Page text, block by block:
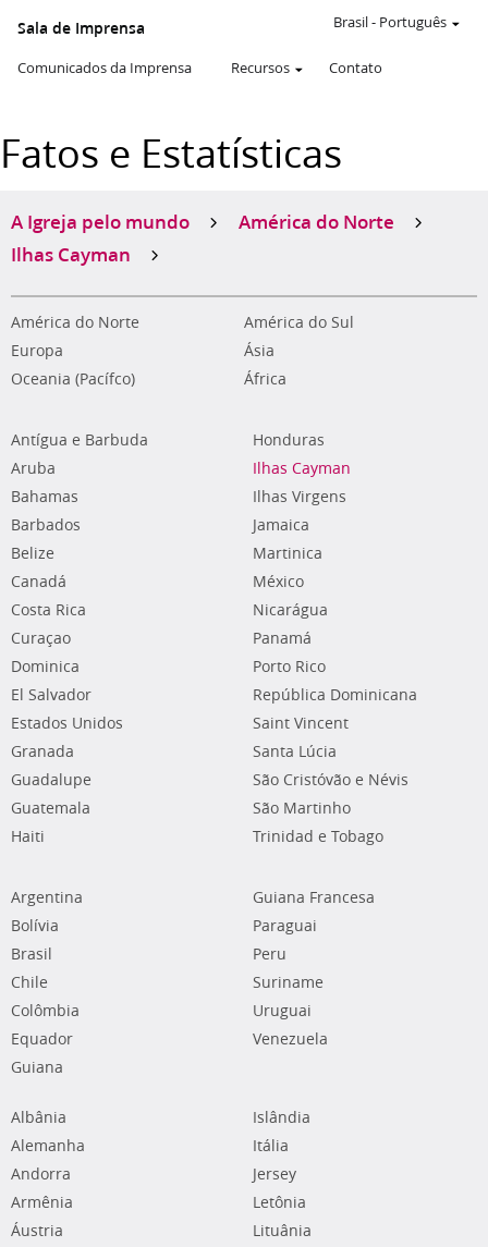
Sala de Imprensa
Comunicados da Imprensa Recursos Contato
Brasil- Português
Fatos e Estatísticas
A Igreja pelo mundo
América do Norte
Ilhas Cayman
América do Norte
América do Sul
Europa
Ásia
Oceania (Pacífco)
África
Antígua e Barbuda
Aruba
Bahamas
Barbados
Belize
Canadá
Costa Rica
Curaçao
Dominica
El Salvador
Estados Unidos
Granada
Guadalupe
Guatemala
Haiti
Honduras
Ilhas Cayman
Ilhas Virgens
Jamaica
Martinica
México
Nicarágua
Panamá
Porto Rico
República Dominicana
Saint Vincent
Santa Lúcia
São Cristóvão e Névis
São Martinho
Trinidad e Tobago
Argentina
Bolívia
Brasil
Chile
Colômbia
Equador
Guiana
Guiana Francesa
Paraguai
Peru
Suriname
Uruguai
Venezuela
Albânia
Alemanha
Andorra
Armênia
Áustria
Islândia
Itália
Jersey
Letônia
Lituânia